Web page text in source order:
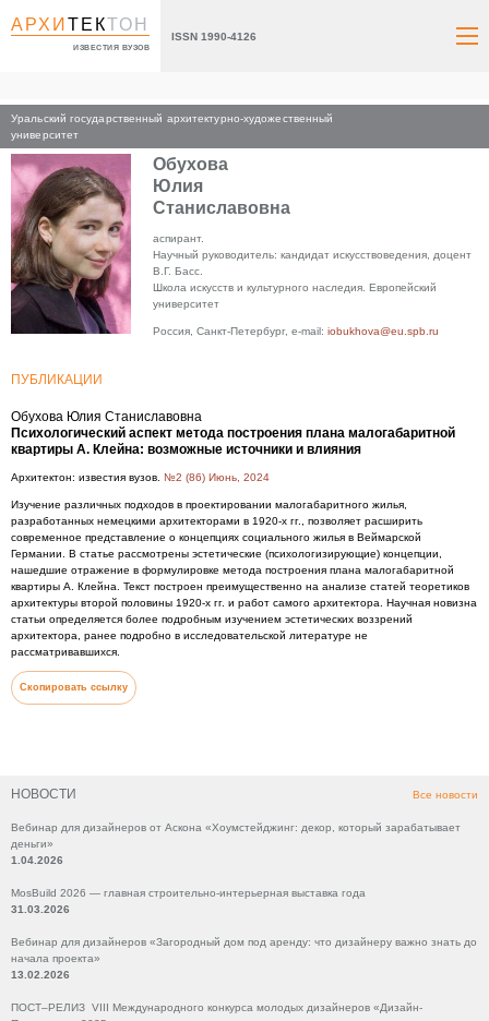
АРХИТЕКТОН
ИЗВЕСТИЯ ВУЗОВ
ISSN 1990-4126
Уральский государственный архитектурно-художественный
университет
НОВОСТИ Все новости
Вебинар для дизайнеров от Аскона «Хоумстейджинг: декор, который зарабатывает
деньги»
1.04.2026
MosBuild 2026 — главная строительно-интерьерная выставка года
31.03.2026
Вебинар для дизайнеров «Загородный дом под аренду: что дизайнеру важно знать до
начала проекта»
13.02.2026
ПОСТ–РЕЛИЗ VIII Международного конкурса молодых дизайнеров «Дизайн-
Главная
Обухова
Юлия
Станиславовна
аспирант.
Научный руководитель: кандидат искусствоведения, доцент
В.Г. Басс.
Школа искусств и культурного наследия. Европейский
университет
Россия, Санкт-Петербург, e-mail: iobukhova@eu.spb.ru
ПУБЛИКАЦИИ
Обухова Юлия Станиславовна
Психологический аспект метода построения плана малогабаритной
квартиры А. Клейна: возможные источники и влияния
Архитектон: известия вузов. №2 (86) Июнь, 2024
Изучение различных подходов в проектировании малогабаритного жилья,
разработанных немецкими архитекторами в 1920-х гг., позволяет расширить
современное представление о концепциях социального жилья в Веймарской
Германии. В статье рассмотрены эстетические (психологизирующие) концепции,
нашедшие отражение в формулировке метода построения плана малогабаритной
квартиры А. Клейна. Текст построен преимущественно на анализе статей теоретиков
архитектуры второй половины 1920-х гг. и работ самого архитектора. Научная новизна
статьи определяется более подробным изучением эстетических воззрений
архитектора, ранее подробно в исследовательской литературе не
рассматривавшихся.
Скопировать ссылку